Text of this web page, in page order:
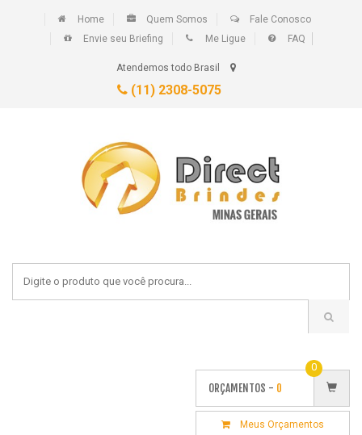
Home Quem Somos
Fale Conosco
Envie seu Briefing
Me Ligue FAQ
Atendemos todo Brasil
(11) 2308-5075
ORÇAMENTOS - 0
0
Meus Orçamentos